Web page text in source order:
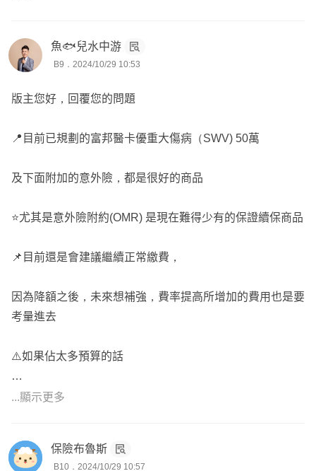
❣️方便帶在身上且能即時了解自己的保障
❣️歡迎成為我的客戶
😊HAVE A NICE DAY😊
魚🐟兒水中游
B9．2024/10/29 10:53
版主您好，回覆您的問題
📍目前已規劃的富邦醫卡優重大傷病（SWV) 50萬
及下面附加的意外險，都是很好的商品
⭐️尤其是意外險附約(OMR) 是現在難得少有的保證續保商品
📌目前還是會建議繼續正常繳費，
因為降額之後，未來想補強，費率提高所增加的費用也是要
考量進去
⚠️如果佔太多預算的話
想了解本身除了本重大傷病與癌症險之外，還有投保其他險
可以再傳上來為您做詳細的保單檢視，讓你可以把錢花在刀
...顯示更多
保險布魯斯
B10．2024/10/29 10:57